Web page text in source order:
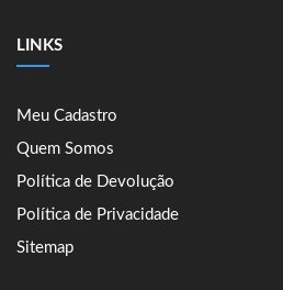
LINKS
Meu Cadastro
Quem Somos
Política de Devolução
Política de Privacidade
Sitemap